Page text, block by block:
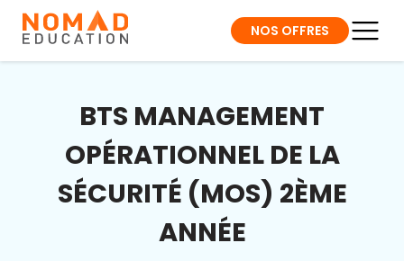
NOS OFFRES
BTS MANAGEMENT
OPÉRATIONNEL DE LA
SÉCURITÉ (MOS) 2ÈME
ANNÉE